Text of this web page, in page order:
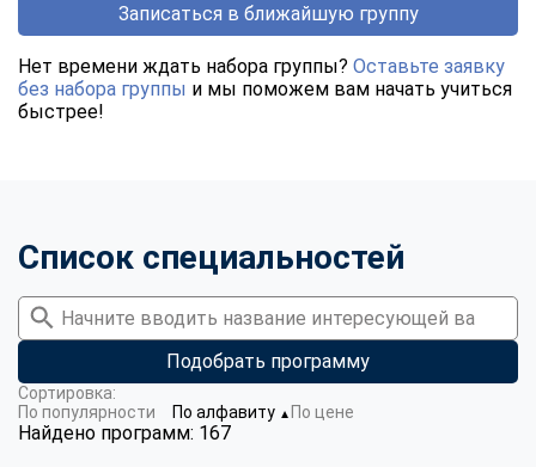
Записаться в ближайшую группу
Нет времени ждать набора группы? Оставьте заявку
без набора группы и мы поможем вам начать учиться
быстрее!
Список специальностей
Подобрать программу
Найдено программ: 167
Сортировка:
По популярности
По алфавиту ▼ По цене